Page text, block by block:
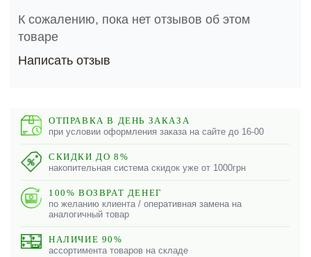
К сожалению, пока нет отзывов об этом
товаре
Написать отзыв
ОТПРАВКА В ДЕНЬ ЗАКАЗА
при условии оформления заказа на сайте до 16-00
СКИДКИ ДО 8%
накопительная система скидок уже от 1000грн
100% ВОЗВРАТ ДЕНЕГ
по желанию клиента / оперативная замена на
аналогичный товар
НАЛИЧИЕ 90%
ассортимента товаров на складе